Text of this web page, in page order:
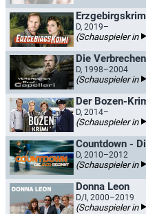
D, 2019–
(Schauspieler in
Die
D, 1998–2004
(Schauspieler in
Der Bozen-
D, 2014–
(Schauspieler in
Countdown -
D, 2010–2012
(Schauspieler in
Donna Leon
D/I, 2000–2019
(Schauspieler in